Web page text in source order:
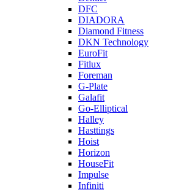
DFC
DIADORA
Diamond Fitness
DKN Technology
EuroFit
Fitlux
Foreman
G-Plate
Galafit
Go-Elliptical
Halley
Hasttings
Hoist
Horizon
HouseFit
Impulse
Infiniti